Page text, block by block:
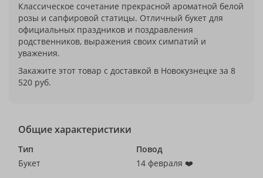
Классическое сочетание прекрасной ароматной белой
розы и сапфировой статицы. Отличный букет для
официальных праздников и поздравления
родственников, выражения своих симпатий и
уважения.
Закажите этот товар с доставкой в Новокузнецке за 8
520 руб.
Общие характеристики
Тип
Букет
Повод
14 февраля ❤️